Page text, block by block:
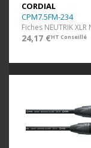
CORDIAL
CPM7.5FM-234
24,17 €HT Conseillé